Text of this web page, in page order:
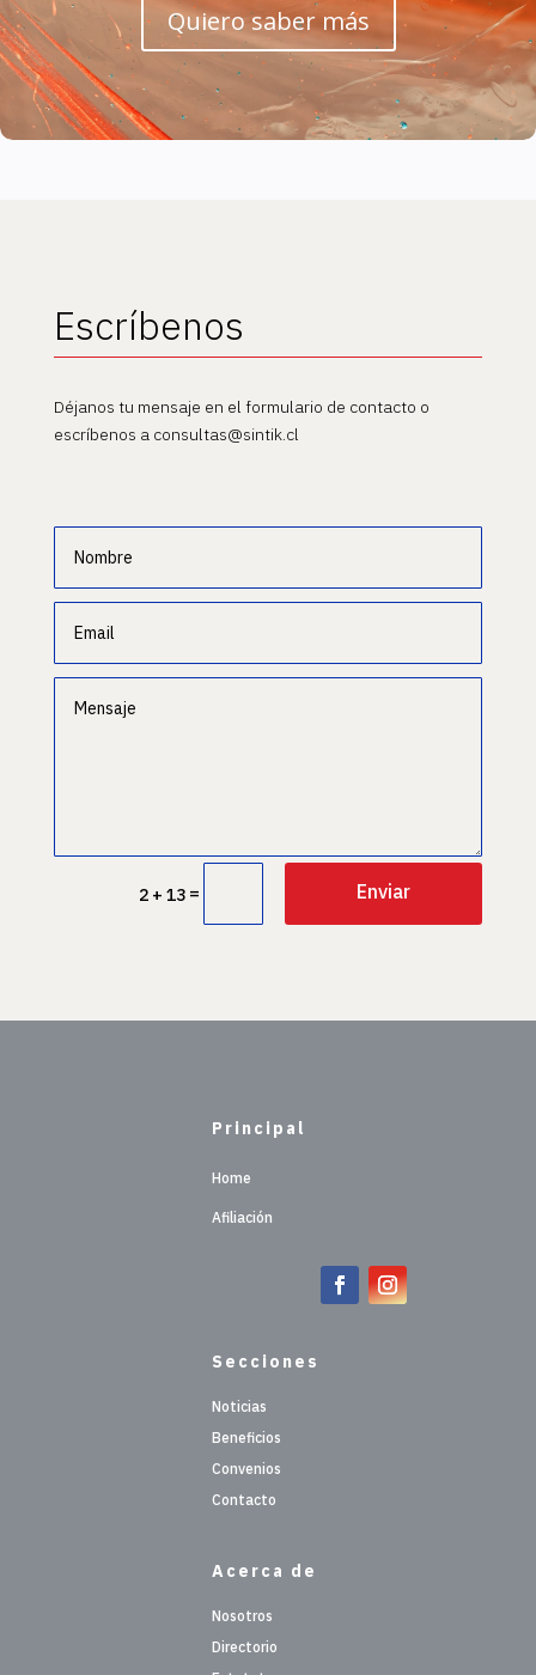
Quiero saber más
Escríbenos
Déjanos tu mensaje en el formulario de contacto o
escríbenos a consultas@sintik.cl
2 + 13 = Enviar
Principal
Home
Afiliación
Secciones
Noticias
Beneficios
Convenios
Contacto
Acerca de
Nosotros
Directorio